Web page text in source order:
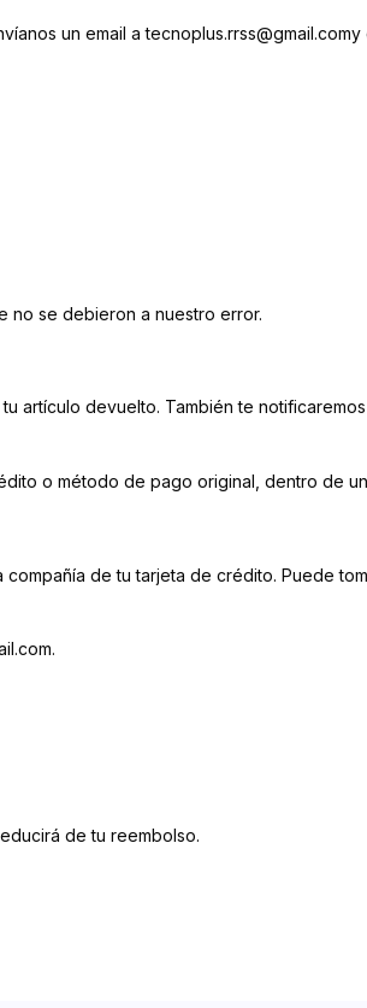
un email a tecnoplus.rrss@gmail.comy
no se debieron a nuestro error.
artículo devuelto. También te
o método de pago original, dentro de
de tu tarjeta de crédito. Puede
de tu reembolso.